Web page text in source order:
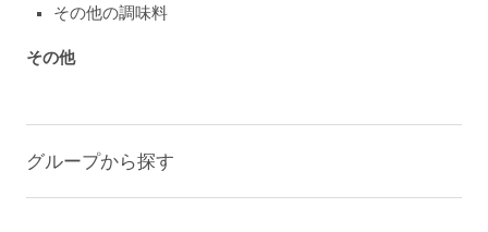
その他の調味料
その他
グループから探す